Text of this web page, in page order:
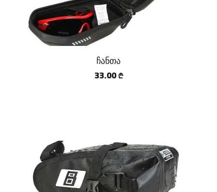
ჩანთა
33.00 ₾